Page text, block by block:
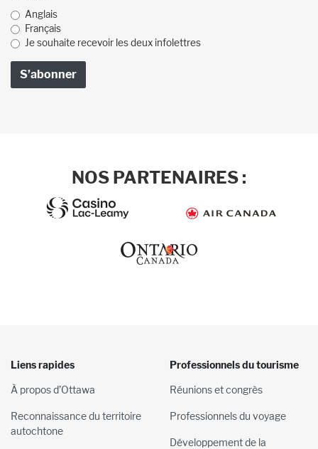
Anglais
Français
Je souhaite recevoir les deux infolettres
NOS PARTENAIRES :
Liens rapides
À propos d’Ottawa
Reconnaissance du territoire
autochtone
Professionnels du tourisme
Réunions et congrès
Professionnels du voyage
Développement de la